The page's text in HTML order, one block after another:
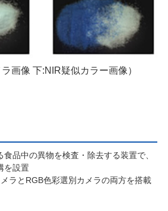
ラ画像 下:NIR疑似カラー画像）
品中の異物を検査・除去する装置で、
を設置
ラとRGB色彩選別カメラの両方を搭載